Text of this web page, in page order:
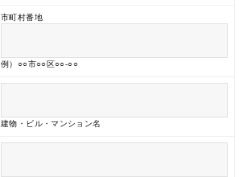
市町村番地
例）○○市○○区○○-○○
建物・ビル・マンション名